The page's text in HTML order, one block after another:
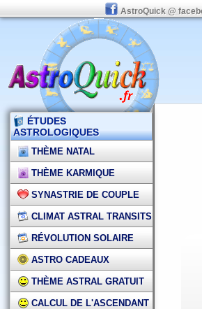
AstroQuick @
ÉTUDES
ASTROLOGIQUES
THÈME NATAL
THÈME KARMIQUE
SYNASTRIE DE COUPLE
CLIMAT ASTRAL TRANSITS
RÉVOLUTION SOLAIRE
ASTRO CADEAUX
THÈME ASTRAL GRATUIT
CALCUL DE L'ASCENDANT